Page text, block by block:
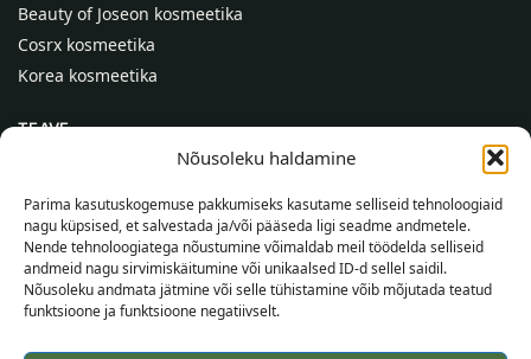
Nõusoleku haldamine
Parima kasutuskogemuse pakkumiseks kasutame selliseid tehnoloogiaid
nagu küpsised, et salvestada ja/või pääseda ligi seadme andmetele.
Nende tehnoloogiatega nõustumine võimaldab meil töödelda selliseid
andmeid nagu sirvimiskäitumine või unikaalsed ID-d sellel saidil.
Nõusoleku andmata jätmine või selle tühistamine võib mõjutada teatud
funktsioone ja funktsioone negatiivselt.
Beauty of Joseon kosmeetika
Cosrx kosmeetika
Korea kosmeetika
TEAVE
Kontaktid
Abi
TEAVE OSTJALE
Tarnetingimused
Tingimused